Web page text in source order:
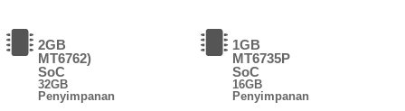
2GB
MT6762)
SoC
32GB
Penyimpanan
1GB
MT6735P
SoC
16GB
Penyimpanan